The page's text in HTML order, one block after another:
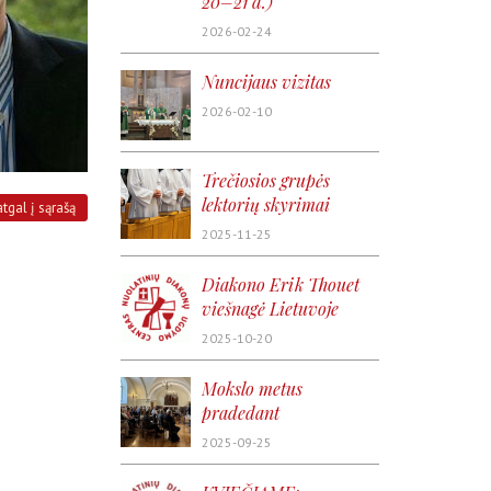
į sąrašą
2026-02-24
Nuncijaus vizitas
2026-02-10
Trečiosios grupės
lektorių skyrimai
2025-11-25
Diakono Erik Thouet
viešnagė Lietuvoje
2025-10-20
Mokslo metus
pradedant
2025-09-25